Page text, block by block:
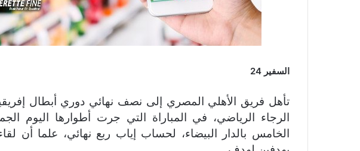
السفير 24
تأهل فريق الأهلي المصري إلى نصف نهائي دوري أبطال
الرجاء الرياضي، في المباراة التي جرت أطوارها اليوم
الخامس بالدار البيضاء، لحساب إياب ربع نهائي، علما أن